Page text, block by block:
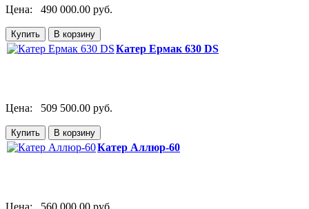
Цена: 490 000.00 руб.
Катер Ермак 630 DS
Цена: 509 500.00 руб.
Катер Аллюр-60
Цена: 560 000.00 руб.